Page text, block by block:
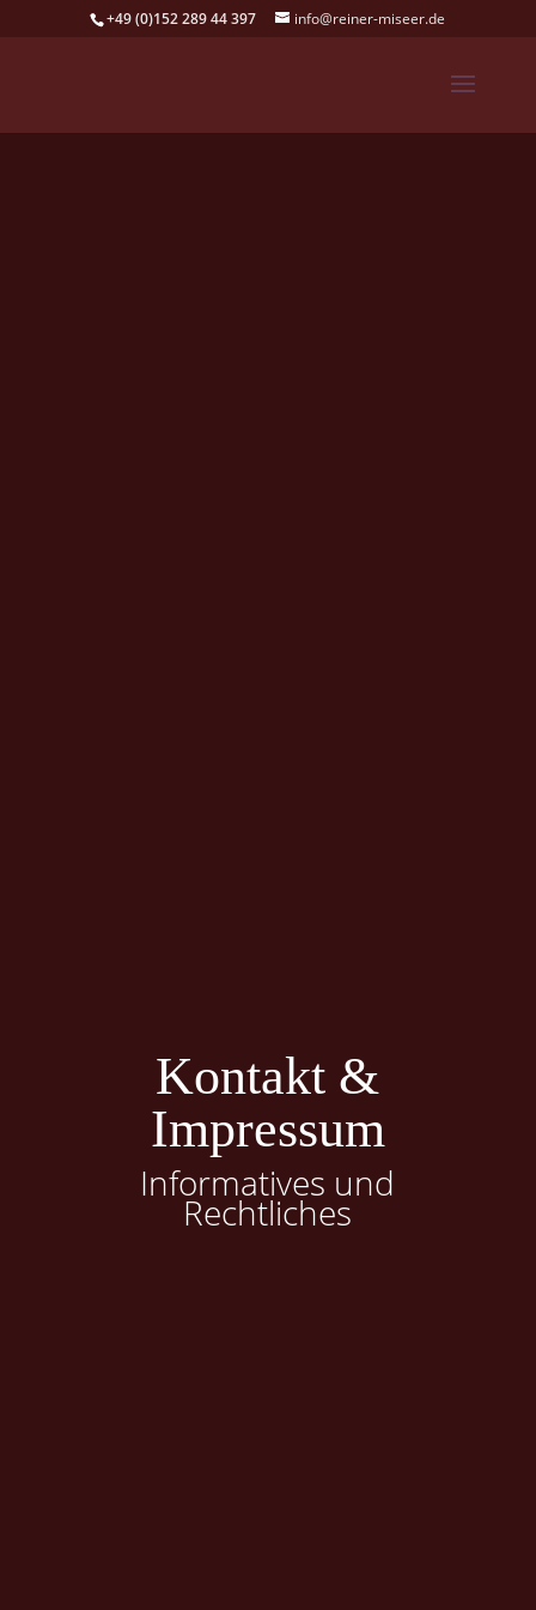
+49 (0)152 289 44 397 info@reiner-miseer.de
Kontakt &
Impressum
Informatives und
Rechtliches